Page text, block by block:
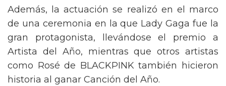
Además, la actuación se realizó en el marco
de una ceremonia en la que Lady Gaga fue la
gran protagonista, llevándose el premio a
Artista del Año, mientras que otros artistas
como Rosé de BLACKPINK también hicieron
historia al ganar Canción del Año.